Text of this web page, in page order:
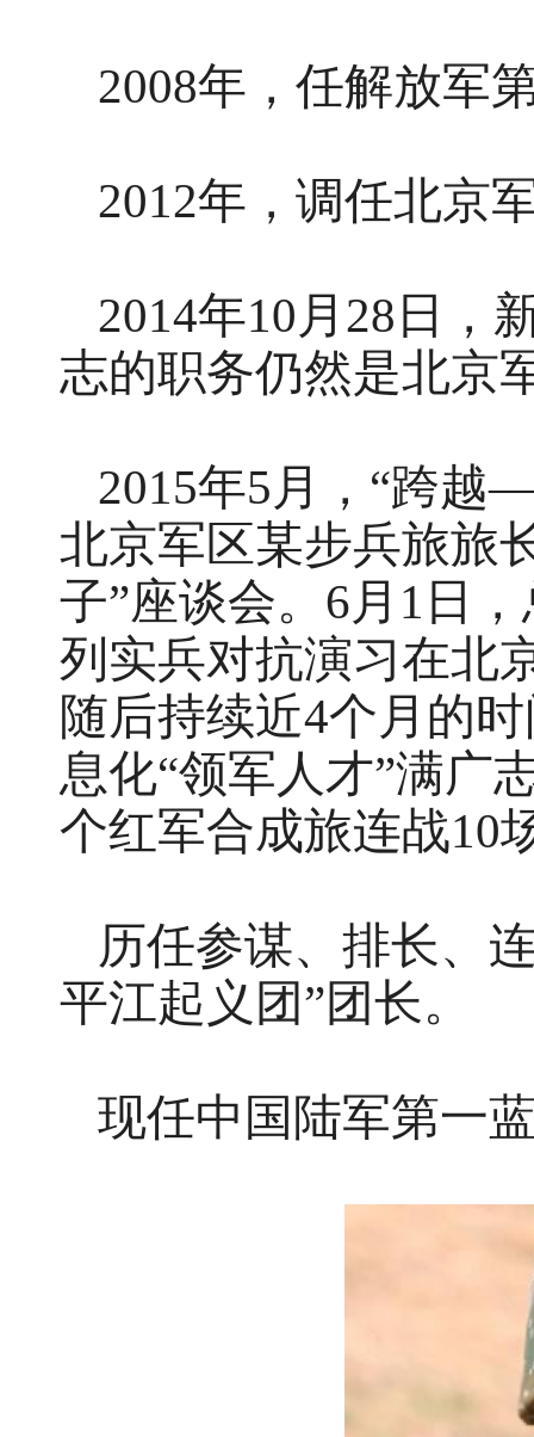
2008年，任解放军
2012年，调任北京
2014年10月28日，
志的职务仍然是北京
2015年5月，“跨越
北京军区某步兵旅旅
子”座谈会。6月1日
列实兵对抗演习在北
随后持续近4个月的
息化“领军人才”满广
个红军合成旅连战10
历任参谋、排长、
平江起义团”团长。
现任中国陆军第一